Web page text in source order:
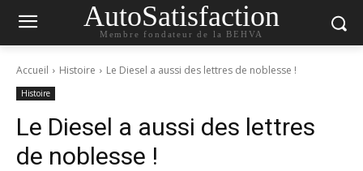
AutoSatisfaction
Membre fondateur de la BEHVA
Accueil Histoire Le Diesel a aussi des lettres de noblesse !
Histoire
Le Diesel a aussi des lettres
de noblesse !